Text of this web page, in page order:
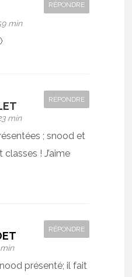
min
RÉPONDRE
min
RÉPONDRE
; snood et
! J’aime
RÉPONDRE
présenté; il fait